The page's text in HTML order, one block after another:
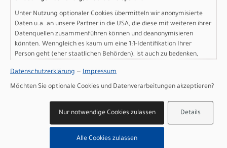
Grossartikel)
2.699,00 EUR
IN DEN WARENKORB
Scott Addict Gravel 30 -
carbon grey - XS
Modelljahr 2026
Lieferbar in ca. 5-8 Werktagen
Unter Nutzung optionaler Cookies übermitteln wir anonymisierte
Daten u.a. an unsere Partner in die USA, die diese mit weiteren ihrer
Datenquellen zusammenführen können und deanonymisieren
könnten. Wenngleich es kaum um eine 1:1-Identifikation Ihrer
Person geht (eher staatlichen Behörden), ist auch zu bedenken,
sind wie bei uns in der Europäischen Union.
Datenschutzerklärung — Impressum
Möchten Sie optionale Cookies und Datenverarbeitungen akzeptieren?
Details
Nur notwendige Cookies zulassen
Alle Cookies zulassen